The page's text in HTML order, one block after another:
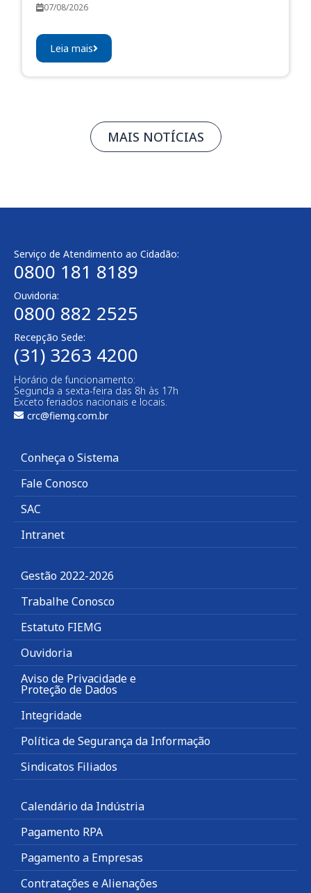
07/08/2026
Leia mais
MAIS NOTÍCIAS
Serviço de Atendimento ao Cidadão:
0800 181 8189
Ouvidoria:
0800 882 2525​
Recepção Sede:
(31) 3263 4200
Horário de funcionamento:
Segunda a sexta-feira das 8h às 17h
Exceto feriados nacionais e locais.
crc@fiemg.com.br
Conheça o Sistema
Fale Conosco
SAC
Intranet
Gestão 2022-2026
Trabalhe Conosco
Estatuto FIEMG
Ouvidoria
Aviso de Privacidade e
Proteção de Dados
Integridade
Política de Segurança da Informação
Sindicatos Filiados
Calendário da Indústria
Pagamento RPA
Pagamento a Empresas
Contratações e Alienações